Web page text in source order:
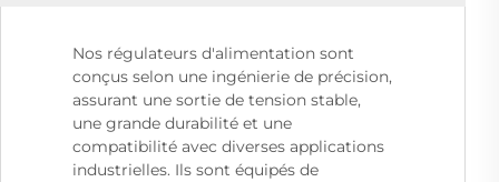
Nos régulateurs d'alimentation sont
conçus selon une ingénierie de précision,
assurant une sortie de tension stable,
une grande durabilité et une
compatibilité avec diverses applications
industrielles. Ils sont équipés de